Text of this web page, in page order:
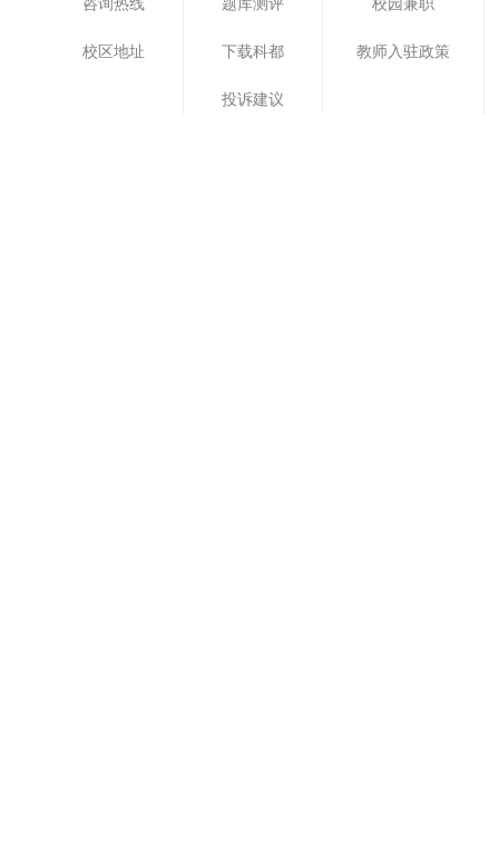
校区地址 下载科都
投诉建议
教师入驻政策